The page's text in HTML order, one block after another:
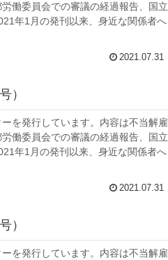
働委員会での審議の経過報告、国立
年1月の発刊以来、身近な関係者へ
2021.07.31
）
を発行しています。内容は不当解雇
働委員会での審議の経過報告、国立
年1月の発刊以来、身近な関係者へ
2021.07.31
）
を発行しています。内容は不当解雇